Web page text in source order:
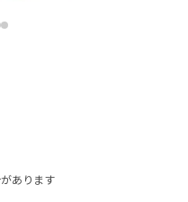
あります